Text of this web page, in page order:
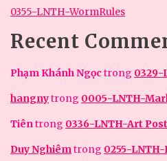
0355-LNTH-WormRules
Recent
Phạm Khánh Ngọc trong 0329-
hangnytrong 0005-LNTH-
Tiêntrong 0336-LNTH-Art
Duy Nghiêmtrong 0255-